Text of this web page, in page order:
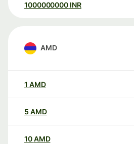
1000000000 INR
AMD
1 AMD
5 AMD
10AMD